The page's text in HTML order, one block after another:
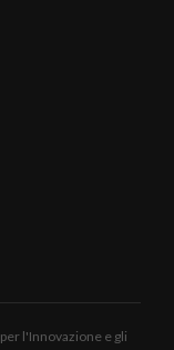
l'Innovazione e gli